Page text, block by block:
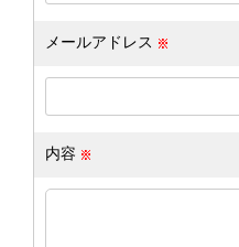
メールアドレス
内容